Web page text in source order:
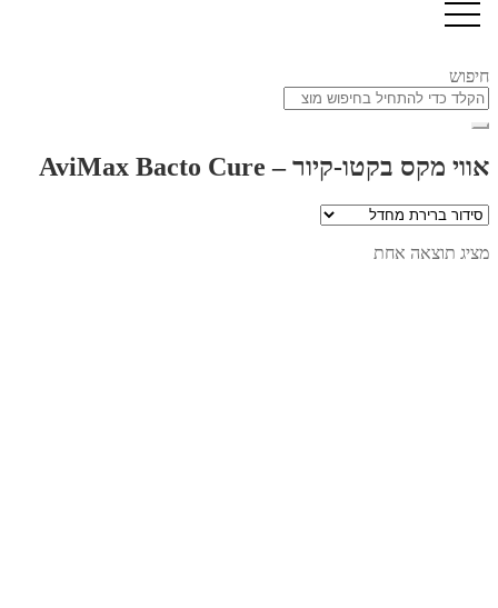
חיפוש
אווי מקס בקטו-קיור – AviMax Bacto Cure
מציג תוצאה אחת